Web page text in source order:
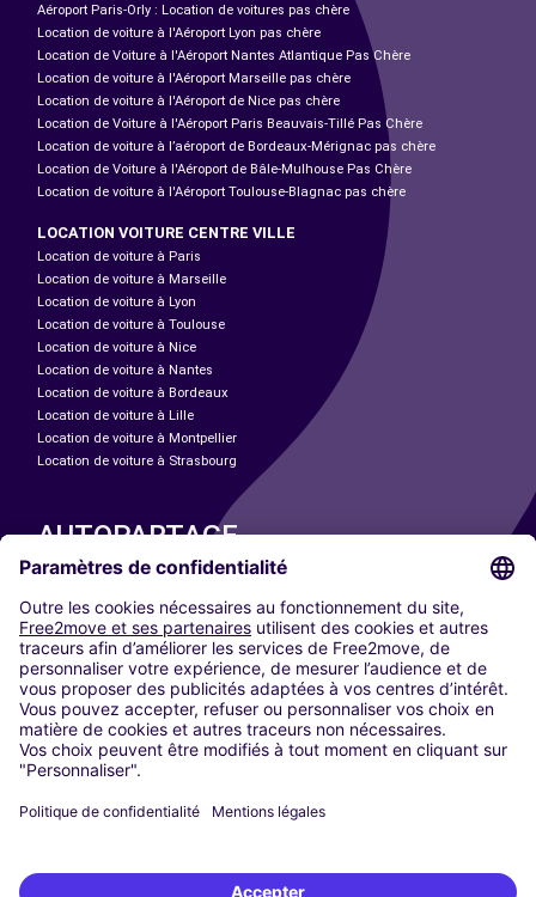
Aéroport Paris-Orly : Location de voitures pas chère
Location de voiture à l'Aéroport Lyon pas chère
Location de Voiture à l'Aéroport Nantes Atlantique Pas Chère
Location de voiture à l'Aéroport Marseille pas chère
Location de voiture à l'Aéroport de Nice pas chère
Location de Voiture à l'Aéroport Paris Beauvais-Tillé Pas Chère
Location de voiture à l’aéroport de Bordeaux-Mérignac pas chère
Location de Voiture à l'Aéroport de Bâle-Mulhouse Pas Chère
Location de voiture à l'Aéroport Toulouse-Blagnac pas chère
LOCATION VOITURE CENTRE VILLE
Location de voiture à Paris
Location de voiture à Marseille
Location de voiture à Lyon
Location de voiture à Toulouse
Location de voiture à Nice
Location de voiture à Nantes
Location de voiture à Bordeaux
Location de voiture à Lille
Location de voiture à Montpellier
Location de voiture à Strasbourg
AUTOPARTAGE
Paris
Madrid
Washington DC
Milan
Rome
Turin
Vienne
Berlin
Düsseldorf